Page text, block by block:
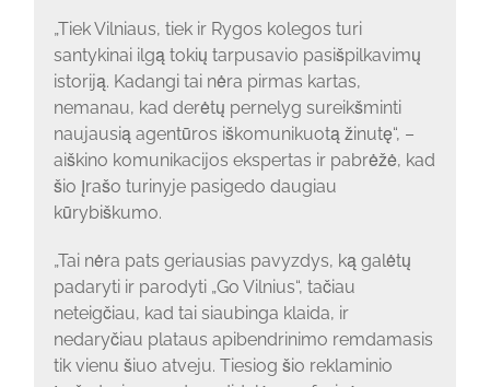
„Tiek Vilniaus, tiek ir Rygos kolegos turi
santykinai ilgą tokių tarpusavio pasišpilkavimų
istoriją. Kadangi tai nėra pirmas kartas,
nemanau, kad derėtų pernelyg sureikšminti
naujausią agentūros iškomunikuotą žinutę“, –
aiškino komunikacijos ekspertas ir pabrėžė, kad
šio įrašo turinyje pasigedo daugiau
kūrybiškumo.
„Tai nėra pats geriausias pavyzdys, ką galėtų
padaryti ir parodyti „Go Vilnius“, tačiau
neteigčiau, kad tai siaubinga klaida, ir
nedaryčiau plataus apibendrinimo remdamasis
tik vienu šiuo atveju. Tiesiog šio reklaminio